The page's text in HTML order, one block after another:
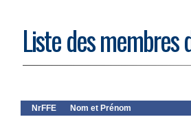
Liste des membres
NrFFE Nom et Prénom